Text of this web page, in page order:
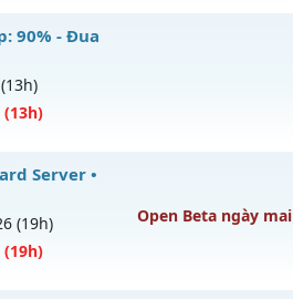
vào 13h ngày 29/07/2626
90% - Đua
(13h)
(13h)
Set
vào 13h ngày 05/08/2626
Server •
(19h)
(19h)
Open Beta ngày mai